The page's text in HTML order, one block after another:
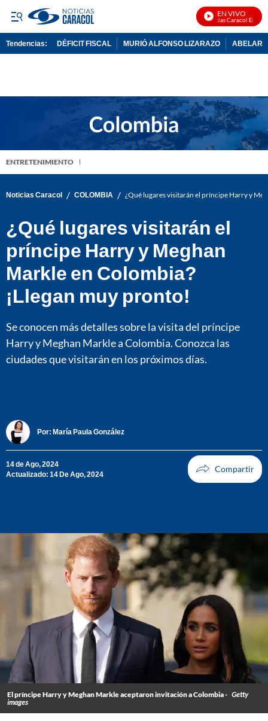
EN VIVO
Noticias Caracol En Vivo
Tendencias: DÉFICIT FISCAL MURIÓ ALFONSO LIZARAZO
ENTRETENIMIENTO
Noticias Caracol / COLOMBIA / ¿Qué lugares visitarán el príncipe Harry y
¿Qué lugares visitarán el
príncipe Harry y Meghan
Markle en Colombia?
¡Llegan muy pronto!
Se conocen más detalles sobre la visita del príncipe
Harry y Meghan Markle a Colombia. Conozca las
ciudades que visitarán en los próximos días.
Por: María Paula González
14 de Ago, 2024
Actualizado: 14 De Ago, 2024
El príncipe Harry y Meghan Markle aceptaron invitación a Colombia - Getty
images